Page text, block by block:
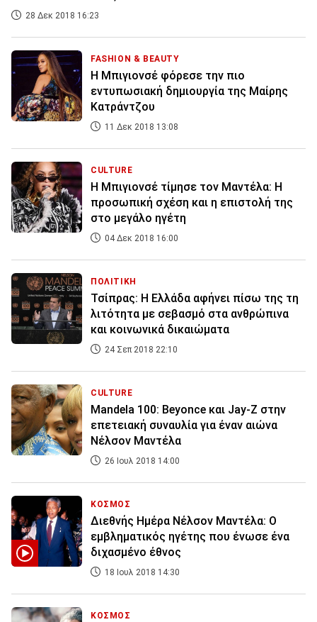
28 Δεκ 2018 16:23
FASHION & BEAUTY
H Μπιγιονσέ φόρεσε την πιο
εντυπωσιακή δημιουργία της Μαίρης
Κατράντζου
11 Δεκ 2018 13:08
CULTURE
Η Μπιγιονσέ τίμησε τον Μαντέλα: Η
προσωπική σχέση και η επιστολή της
στο μεγάλο ηγέτη
04 Δεκ 2018 16:00
ΠΟΛΙΤΙΚΗ
Τσίπρας: H Ελλάδα αφήνει πίσω της τη
λιτότητα με σεβασμό στα ανθρώπινα
και κοινωνικά δικαιώματα
24 Σεπ 2018 22:10
CULTURE
Mandela 100: Beyonce και Jay-Z στην
επετειακή συναυλία για έναν αιώνα
Νέλσον Μαντέλα
26 Ιουλ 2018 14:00
ΚΟΣΜΟΣ
Διεθνής Ημέρα Νέλσον Μαντέλα: Ο
εμβληματικός ηγέτης που ένωσε ένα
διχασμένο έθνος
18 Ιουλ 2018 14:30
ΚΟΣΜΟΣ